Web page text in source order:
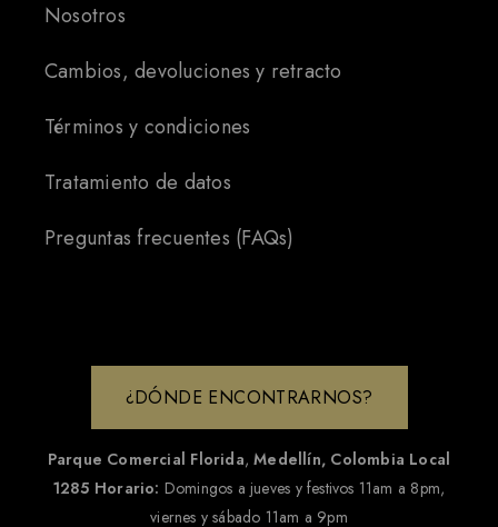
Nosotros
Cambios, devoluciones y retracto
Términos y condiciones
Tratamiento de datos
Preguntas frecuentes (FAQs)
¿DÓNDE ENCONTRARNOS?
Parque Comercial Florida,Medellín, Colombia Local
1285 Horario: Domingos a jueves y festivos 11am a 8pm,
viernes y sábado 11am a 9pm